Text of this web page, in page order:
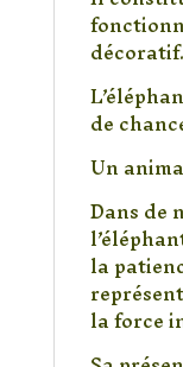
décoratif.
de
Un
Dans de
la
la force